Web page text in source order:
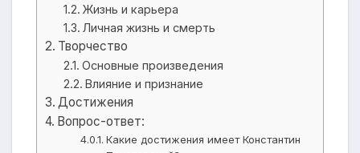
Жизнь и карьера
Личная жизнь и смерть
Творчество
Основные произведения
Влияние и признание
Достижения
Вопрос-ответ:
Какие достижения имеет Константин